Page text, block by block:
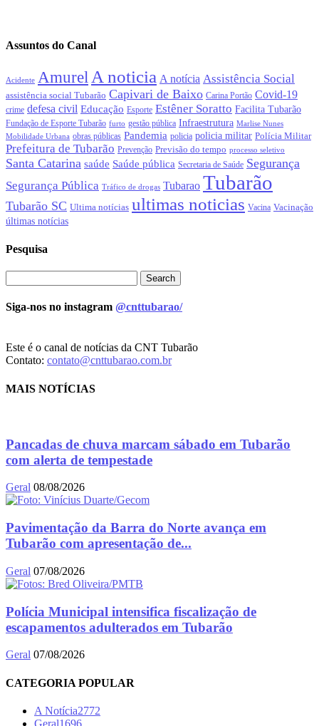
Assuntos do Canal
Acidente Amurel A noticia A notícia Assistência Social
assistência social Tubarão Capivari de Baixo Carina Portão Covid-19
crime defesa civil Educação Esporte Estêner Soratto Facilita Tubarão
Fundação de Esporte Tubarão furto gestão pública Infraestrutura Marlise Nunes
Mobilidade Urbana obras públicas Pandemia policia policia militar Polícia Militar
Prefeitura de Tubarão Prevenção Previsão do tempo processo seletivo
Santa Catarina saúde Saúde pública Secretaria de Saúde Segurança
Segurança Pública Tráfico de drogas Tubarao Tubarão
Tubarão SC Ultima notícias ultimas noticias Vacina Vacinação
últimas notícias
Pesquisa
Siga-nos no instagram @cnttubarao/
Este é o canal de notícias da CNT Tubarão
Contato: contato@cnttubarao.com.br
MAIS NOTÍCIAS
Pancadas de chuva marcam sábado em Tubarão
com alerta de tempestade
Geral 08/08/2026
Pavimentação da Barra do Norte avança em
Tubarão com apresentação de...
Geral 07/08/2026
Polícia Municipal intensifica fiscalização de
escapamentos adulterados em Tubarão
Geral 07/08/2026
CATEGORIA POPULAR
A Notícia2772
Geral1696